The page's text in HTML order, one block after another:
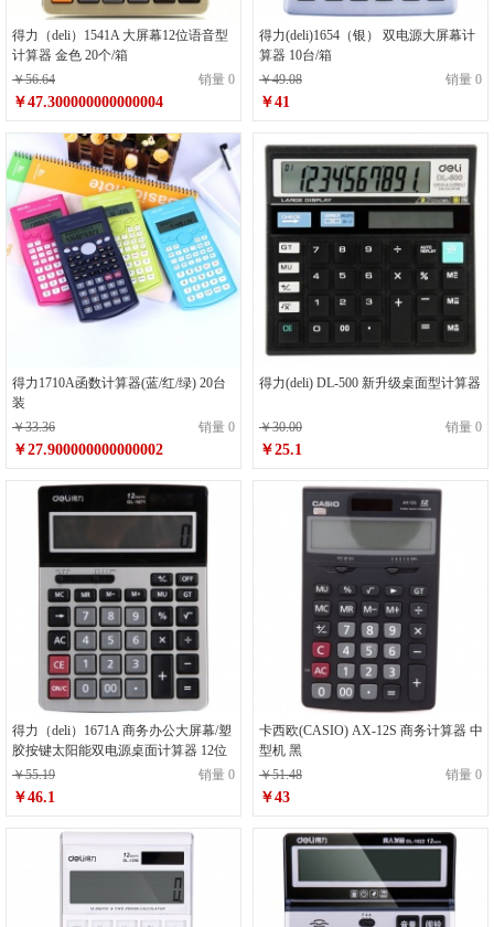
得力（deli）1541A 大屏幕12位语音型
计算器 金色 20个/箱
￥56.64
销量 0
￥47.300000000000004
得力(deli)1654（银） 双电源大屏幕计
算器 10台/箱
￥49.08
销量 0
￥41
得力1710A函数计算器(蓝/红/绿) 20台
装
￥33.36
销量 0
￥27.900000000000002
得力(deli) DL-500 新升级桌面型计算器
￥30.00 销量 0
￥25.1
得力（deli）1671A 商务办公大屏幕/塑
胶按键太阳能双电源桌面计算器 12位
￥55.19
销量 0
￥46.1
卡西欧(CASIO) AX-12S 商务计算器 中
型机 黑
￥51.48
销量 0
￥43